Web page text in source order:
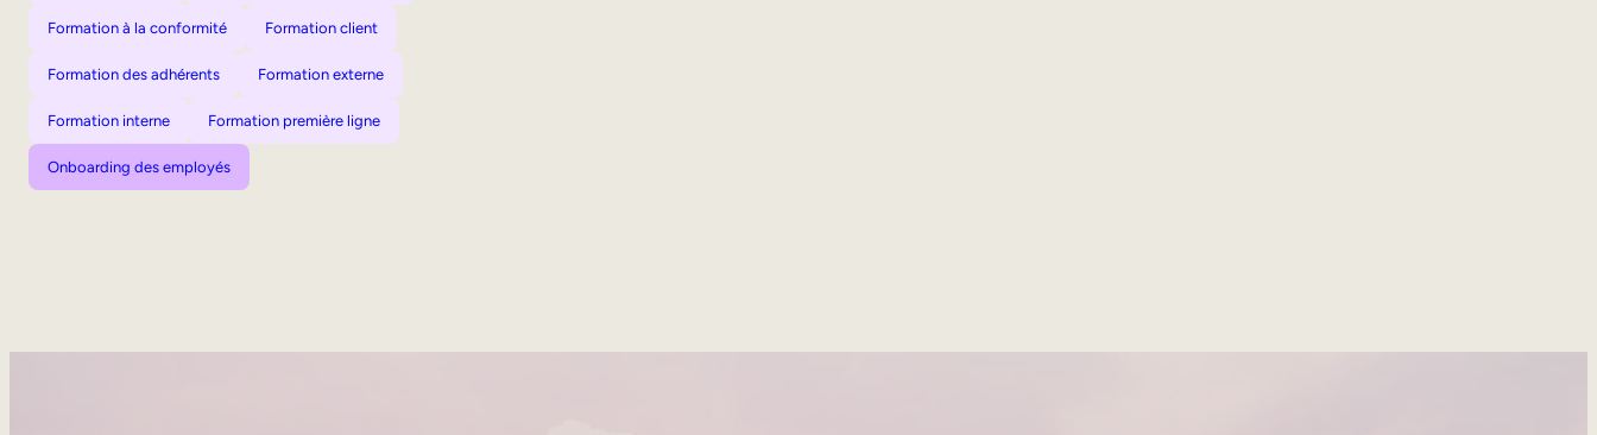
Formation à la conformité Formation client
Formation des adhérents Formation externe
Formation interne Formation première ligne
Onboarding des employés